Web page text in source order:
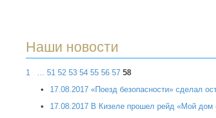
Наши новости
1 ... 51 52 53 54 55 56 57 58
17.08.2017 «Поезд безопасности» сделал
17.08.2017 В Кизеле прошел рейд «Мой дом